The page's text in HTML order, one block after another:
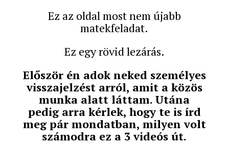
Ez az oldal most nem újabb
matekfeladat.
Ez egy rövid lezárás.
Először én adok neked személyes
visszajelzést arról, amit a közös
munka alatt láttam. Utána
pedig arra kérlek, hogy te is írd
meg pár mondatban, milyen volt
számodra ez a 3 videós út.